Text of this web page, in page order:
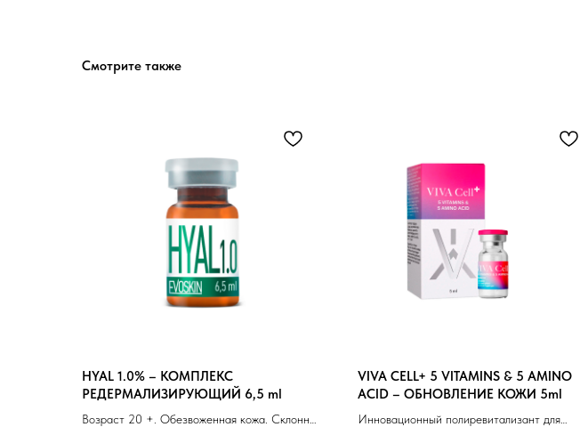
Смотрите также
HYAL 1.0% – КОМПЛЕКС
РЕДЕРМАЛИЗИРУЮЩИЙ 6,5 ml
Возраст 20 +. Обезвоженная кожа. Склонная
VIVA CELL+ 5 VITAMINS & 5 AMINO
ACID – ОБНОВЛЕНИЕ КОЖИ 5ml
Инновационный полиревитализант для
Бренды